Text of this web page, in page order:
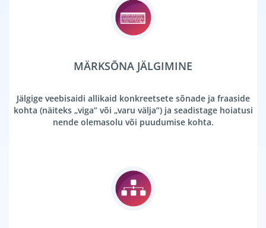
MÄRKSÕNA JÄLGIMINE
Jälgige veebisaidi allikaid konkreetsete sõnade ja fraaside
kohta (näiteks „viga” või „varu välja”) ja seadistage hoiatusi
nende olemasolu või puudumise kohta.